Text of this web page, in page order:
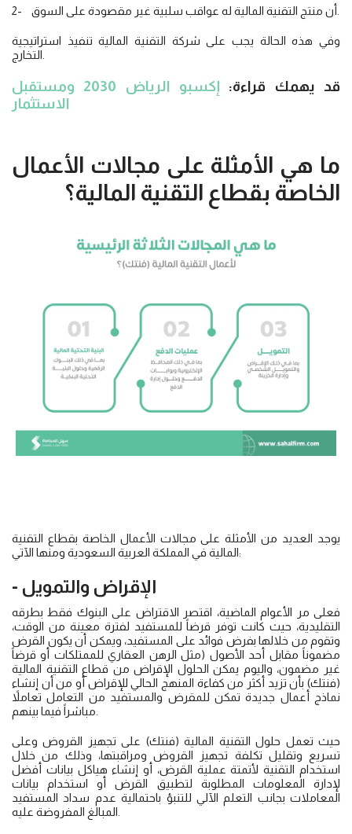
وفي هذه الحالة يجب على شركة التقنية المالية تنفيذ استراتيجية
قد يهمك قراءة:
إكسبو الرياض 2030 ومستقبل
الاستثمار
ما هي الأمثلة على مجالات الأعمال
الخاصة بقطاع التقنية المالية؟
يوجد العديد من الأمثلة على مجالات الأعمال الخاصة بقطاع التقنية
المالية في المملكة العربية السعودية ومنها الآتي:
- الإقراض والتمويل
فعلى مر الأعوام الماضية، اقتصر الاقتراض على البنوك فقط بطرقه
التقليدية، حيث كانت توفر قرضاً للمستفيد لفترة معينة من الوقت،
وتقوم من خلالها بفرض فوائد على المستفيد، ويمكن أن يكون القرض
مضموناً مقابل أحد الأصول (مثل الرهن العقاري للممتلكات أو قرضاً
غير مضمون، واليوم يمكن الحلول الإقراض من قطاع التقنية المالية
(فنتك) بأن تزيد أكثر من كفاءة المنهج الحالي للإقراض أو من أن إنشاء
نماذج أعمال جديدة تمكن للمقرض والمستفيد من التعامل تعاملاً
حيث تعمل حلول التقنية المالية (فنتك) على تجهيز القروض وعلى
تسريع وتقليل تكلفة تجهيز القروض ومراقبتها، وذلك من خلال
استخدام التقنية لأتمتة عملية القرض، أو إنشاء هياكل بيانات أفضل
لإدارة المعلومات المطلوبة لتطبيق القرض أو استخدام بيانات
المعاملات بجانب التعلم الآلي للتنبؤ باحتمالية عدم سداد المستفيد